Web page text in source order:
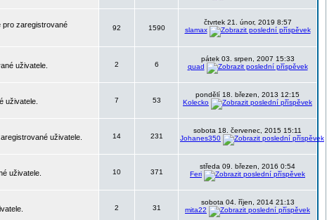
pro zaregistrované
92 1590
čtvrtek 21. únor, 2019 8:57
slamax
uživatele. 2 6
pátek 03. srpen, 2007 15:33
quad
uživatele. 7 53
pondělí 18. březen, 2013 12:15
Kolecko
uživatele. 14 231
sobota 18. červenec, 2015 15:11
Johanes350
uživatele. 10 371
středa 09. březen, 2016 0:54
Feri
2 31
sobota 04. říjen, 2014 21:13
mita22